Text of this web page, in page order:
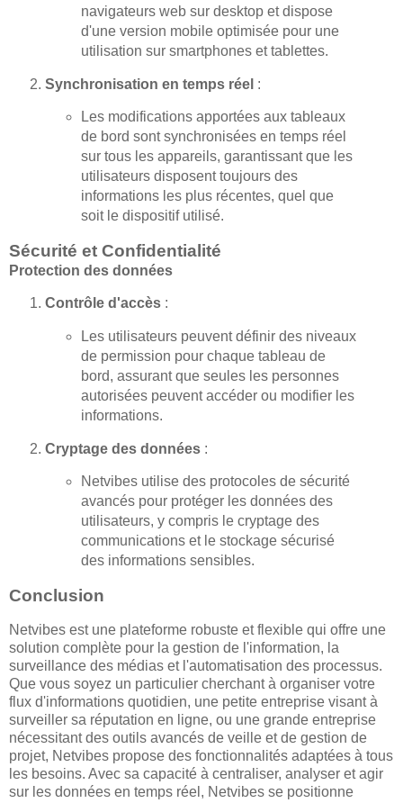
navigateurs web sur desktop et dispose
d'une version mobile optimisée pour une
utilisation sur smartphones et tablettes.
Synchronisation en temps réel :
Les modifications apportées aux tableaux
de bord sont synchronisées en temps réel
sur tous les appareils, garantissant que les
utilisateurs disposent toujours des
informations les plus récentes, quel que
soit le dispositif utilisé.
Sécurité et Confidentialité
Protection des données
Contrôle d'accès :
Les utilisateurs peuvent définir des niveaux
de permission pour chaque tableau de
bord, assurant que seules les personnes
autorisées peuvent accéder ou modifier les
informations.
Cryptage des données :
Netvibes utilise des protocoles de sécurité
avancés pour protéger les données des
utilisateurs, y compris le cryptage des
communications et le stockage sécurisé
des informations sensibles.
Conclusion
Netvibes est une plateforme robuste et flexible qui offre une
solution complète pour la gestion de l'information, la
surveillance des médias et l'automatisation des processus.
Que vous soyez un particulier cherchant à organiser votre
flux d'informations quotidien, une petite entreprise visant à
surveiller sa réputation en ligne, ou une grande entreprise
nécessitant des outils avancés de veille et de gestion de
projet, Netvibes propose des fonctionnalités adaptées à tous
les besoins. Avec sa capacité à centraliser, analyser et agir
sur les données en temps réel, Netvibes se positionne